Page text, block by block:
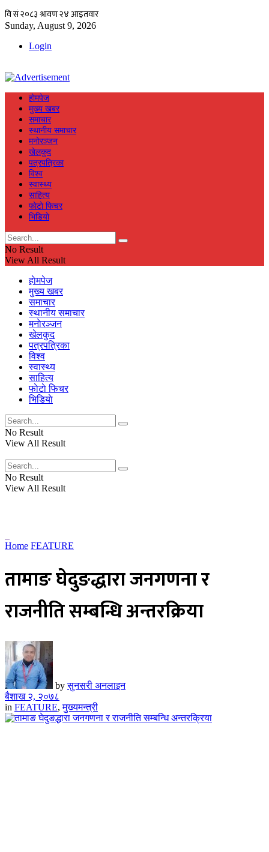
Sunday, August 9, 2026
Login
हाेमपेज
मुख्य खबर
समाचार
स्थानीय समाचार
मनाेरञ्जन
खेलकुद
पत्रपत्रिका
विश्व
स्वास्थ्य
साहित्य
फाेटाे फिचर
भिडियाे
No Result
View All Result
हाेमपेज
मुख्य खबर
समाचार
स्थानीय समाचार
मनाेरञ्जन
खेलकुद
पत्रपत्रिका
विश्व
स्वास्थ्य
साहित्य
फाेटाे फिचर
भिडियाे
No Result
View All Result
No Result
View All Result
Home FEATURE
तामाङ घेदुङद्धारा जनगणना र
राजनीति सम्बन्धि अन्तरक्रिया
by सुनसरी अनलाइन
बैशाख २, २०७८
in FEATURE,मुख्यमन्त्री